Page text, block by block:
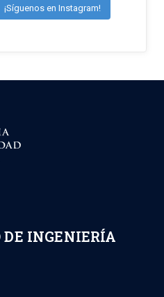
¡Síguenos en Instagram!
INGENIERÍA